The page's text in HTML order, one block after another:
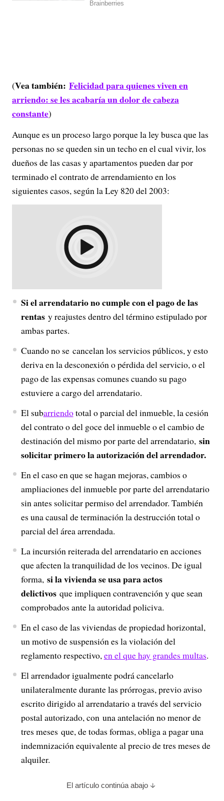
(Vea también: Felicidad para quienes viven en
arriendo: se les acabaría un dolor de cabeza
constante)
Aunque es un proceso largo porque la ley busca que las
personas no se queden sin un techo en el cual vivir, los
dueños de las casas y apartamentos pueden dar por
terminado el contrato de arrendamiento en los
siguientes casos, según la Ley 820 del 2003:
Si el arrendatario no cumple con el pago de las
rentasy reajustes dentro del término estipulado por
ambas partes.
Cuando no se cancelan los servicios públicos, y esto
deriva en la desconexión o pérdida del servicio, o el
pago de las expensas comunes cuando su pago
estuviere a cargo del arrendatario.
El subarriendototal o parcial del inmueble, la cesión
del contrato o del goce del inmueble o el cambio de
destinación del mismo por parte del arrendatario, sin
solicitar primero la autorización del arrendador.
En el caso en que se hagan mejoras, cambios o
ampliaciones del inmueble por parte del arrendatario
sin antes solicitar permiso del arrendador. También
es una causal de terminación la destrucción total o
parcial del área arrendada.
La incursión reiterada del arrendatario en acciones
que afecten la tranquilidad de los vecinos. De igual
forma, si la vivienda se usa para actos
delictivosque impliquen contravención y que sean
comprobados ante la autoridad policiva.
En el caso de las viviendas de propiedad horizontal,
un motivo de suspensión es la violación del
reglamento respectivo,en el que hay grandes multas.
El arrendador igualmente podrá cancelarlo
unilateralmente durante las prórrogas, previo aviso
escrito dirigido al arrendatario a través del servicio
postal autorizado, con una antelación no menor de
tres meses que, de todas formas, obliga a pagar una
indemnización equivalente al precio de tres meses de
alquiler.
El artículo continúa abajo